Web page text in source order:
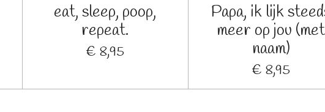
eat, sleep, poop,
repeat.
€ 8,95
Papa, ik lijk
meer op jou (met
naam)
€ 8,95